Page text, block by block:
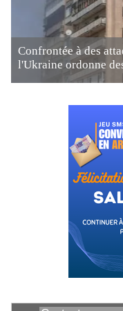
Confrontée à des
l'Ukraine ordonne